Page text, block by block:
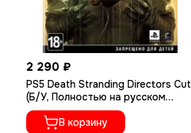
2 290 ₽
PS5 Death Stranding Directors Cut
(Б/У, Полностью на русском
языке, PPSA-01968)
В корзину